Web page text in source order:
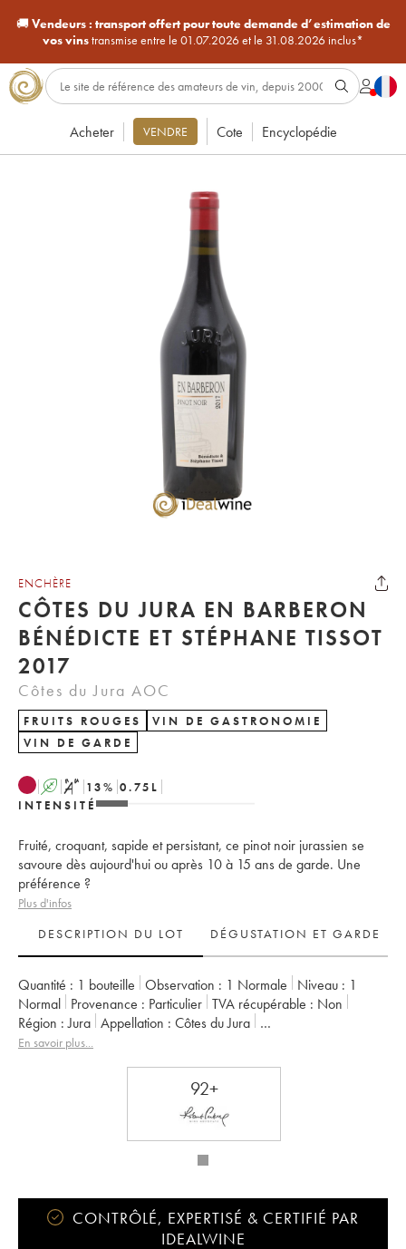
🚚Vendeurs : transport offert pour toute demande d’estimation de
vos vinstransmise entre le 01.07.2026 et le 31.08.2026 inclus*
Acheter VENDRE Cote Encyclopédie
ENCHÈRE
CÔTES DU JURA EN BARBERON
BÉNÉDICTE ET STÉPHANE TISSOT
2017
Côtes du Jura AOC
FRUITS ROUGES
VIN DE GASTRONOMIE
VIN DE GARDE
A S 13% 0.75 L
INTENSITÉ
Fruité, croquant, sapide et persistant, ce pinot noir jurassien se
savoure dès aujourd'hui ou après 10 à 15 ans de garde. Une
préférence ?
Plus d'infos
DESCRIPTION DU LOT
DÉGUSTATION ET GARDE
Quantité : 1 bouteille Observation : 1 Normale Niveau : 1
Normal
Provenance : particulier TVA récupérable :
non
Région : Jura Appellation :
Côtes du Jura
Propriétaire :
En savoir plus...
92+
CONTRÔLÉ, EXPERTISÉ & CERTIFIÉ PAR
IDEALWINE